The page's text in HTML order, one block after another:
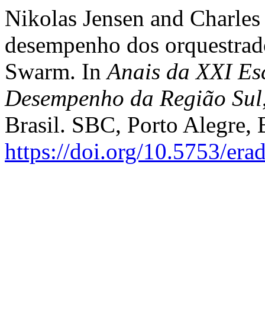
Nikolas Jensen and
desempenho dos
Swarm. InAnais da XXI
Desempenho da Região Sul
Brasil. SBC, Porto Alegre,
https://doi.org/10.5753/